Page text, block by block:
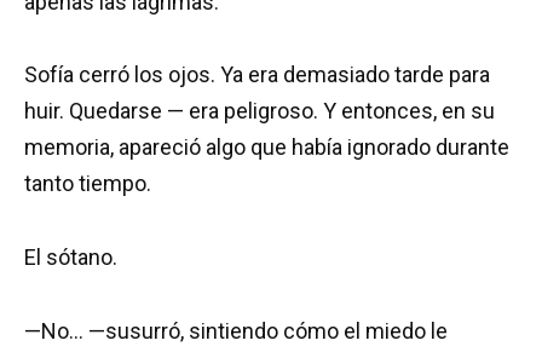
Sofía cerró los ojos. Ya era demasiado tarde para
huir. Quedarse — era peligroso. Y entonces, en su
memoria, apareció algo que había ignorado durante
tanto tiempo.
El sótano.
—No… —susurró, sintiendo cómo el miedo le